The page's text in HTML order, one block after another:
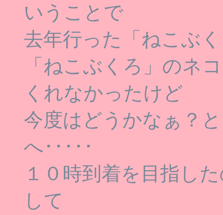
いうことで
去年行った「ねこぶ
「ねこぶくろ」のネ
くれなかったけど
今度はどうかなぁ？
へ･････
１０時到着を目指し
して